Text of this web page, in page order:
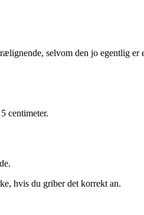
selvom den jo egentlig er
centimeter.
hvis du griber det korrekt an.